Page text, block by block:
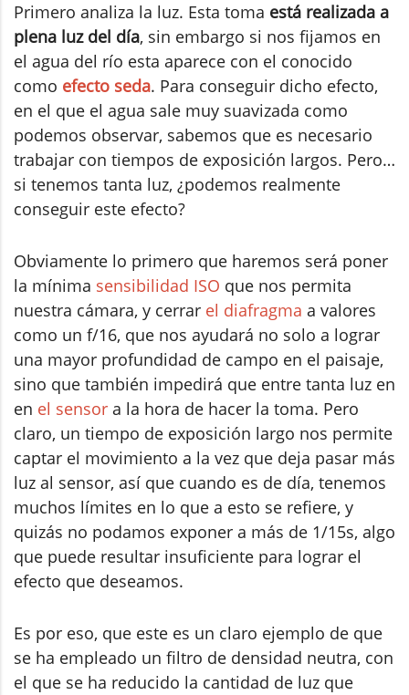
Primero analiza la luz. Esta toma está realizada a
plena luz del día, sin embargo si nos fijamos en
el agua del río esta aparece con el conocido
como efecto seda. Para conseguir dicho efecto,
en el que el agua sale muy suavizada como
podemos observar, sabemos que es necesario
trabajar con tiempos de exposición largos. Pero…
si tenemos tanta luz, ¿podemos realmente
conseguir este efecto?
Obviamente lo primero que haremos será poner
la mínima sensibilidad ISO que nos permita
nuestra cámara, y cerrar el diafragma a valores
como un f/16, que nos ayudará no solo a lograr
una mayor profundidad de campo en el paisaje,
sino que también impedirá que entre tanta luz en
en el sensor a la hora de hacer la toma. Pero
claro, un tiempo de exposición largo nos permite
captar el movimiento a la vez que deja pasar más
luz al sensor, así que cuando es de día, tenemos
muchos límites en lo que a esto se refiere, y
quizás no podamos exponer a más de 1/15s, algo
que puede resultar insuficiente para lograr el
efecto que deseamos.
Es por eso, que este es un claro ejemplo de que
se ha empleado un filtro de densidad neutra, con
el que se ha reducido la cantidad de luz que